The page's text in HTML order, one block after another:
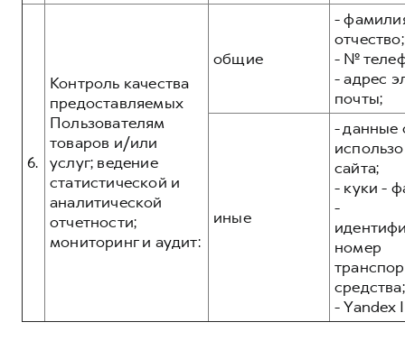
6.
Контроль качества
предоставляемых
Пользователям
товаров и/или
услуг; ведение
статистической и
аналитической
отчетности;
мониторинг и аудит:
общие
-
отчество;
- №
- адрес
почты;
иные
- данные
сайта;
- куки -
-
номер
средства;
- Yandex